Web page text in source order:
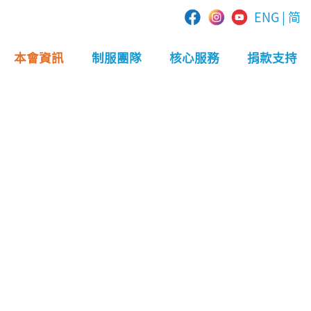
ENG | 简
本會資訊 制服團隊 核心服務 捐款支持